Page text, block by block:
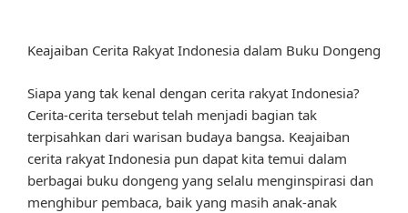
Keajaiban Cerita Rakyat Indonesia dalam Buku Dongeng
Siapa yang tak kenal dengan cerita rakyat Indonesia?
Cerita-cerita tersebut telah menjadi bagian tak
terpisahkan dari warisan budaya bangsa. Keajaiban
cerita rakyat Indonesia pun dapat kita temui dalam
berbagai buku dongeng yang selalu menginspirasi dan
menghibur pembaca, baik yang masih anak-anak